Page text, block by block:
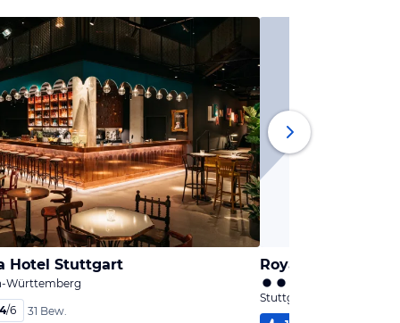
Hotel Stuttgart
Württemberg
/6 31 Bew.
Royal
Stuttgart, Baden-